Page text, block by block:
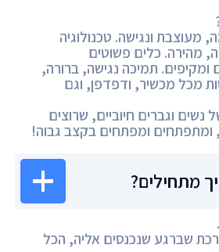
מעוצבת ונגישה. טכנולוגיה
מהירה. כלים פשוטים
ומקיפים. תמיכה נגישה, ברורה,
מכל מכשיר, ודפדפן, וגם
נשים וגברים חיוביים, שרוצים
ומתפתחים ומפתחים בקצב גבוה!
מתחילים?
שברגע שנכנסים אליה, הכל